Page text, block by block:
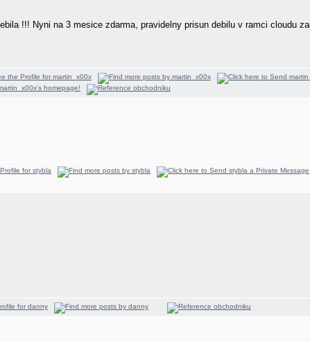
!!! Nyni na 3 mesice zdarma, pravidelny prisun debilu v ramci cloudu